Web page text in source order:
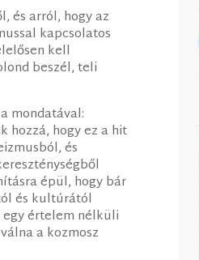
és arról, hogy az
kapcsolatos
kell
beszél, teli
mondatával:
hozzá, hogy ez a hit
és
épül, hogy bár
és kultúrától
egy értelem nélküli
a kozmosz